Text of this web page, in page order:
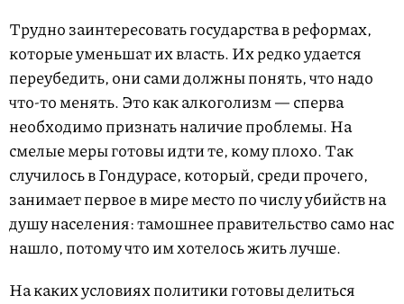
Трудно заинтересовать государства в реформах,
которые уменьшат их власть. Их редко удается
переубедить, они сами должны понять, что надо
что-то менять. Это как алкоголизм — сперва
необходимо признать наличие проблемы. На
смелые меры готовы идти те, кому плохо. Так
случилось в Гондурасе, который, среди прочего,
занимает первое в мире место по числу убийств на
душу населения: тамошнее правительство само нас
нашло, потому что им хотелось жить лучше.
На каких условиях политики готовы делиться